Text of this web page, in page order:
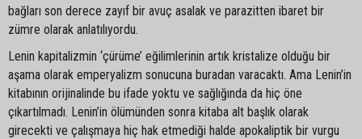
bağları son derece zayıf bir avuç asalak ve parazitten ibaret bir
zümre olarak anlatılıyordu.
Lenin kapitalizmin ‘çürüme’ eğilimlerinin artık kristalize olduğu bir
aşama olarak emperyalizm sonucuna buradan varacaktı. Ama Lenin’in
kitabının orijinalinde bu ifade yoktu ve sağlığında da hiç öne
çıkartılmadı. Lenin’in ölümünden sonra kitaba alt başlık olarak
girecekti ve çalışmaya hiç hak etmediği halde apokaliptik bir vurgu